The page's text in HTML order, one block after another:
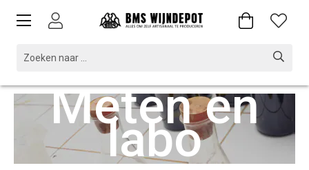
Meten en
labo